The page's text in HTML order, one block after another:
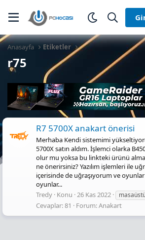
Anasayfa Etiketler
r75
R7 5700X anakart önerisi
Merhaba Kendi sistemimi
5700X satın aldım. İşlemci olarka
olur mu yoksa bu linkteki ürünü
ne önerirsiniz? Yazılım işlemleri ile
içerisinde de uğraşıyorum ve oyunlar
oyunlar...
Tredy Konu 26 Kas 2022
Cevaplar: 81 Forum:Anakart